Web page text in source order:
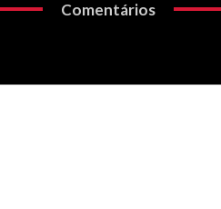
Comentários